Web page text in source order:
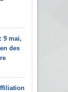
9 mai,
des